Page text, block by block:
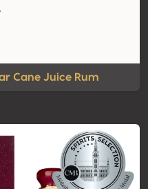
Cane Juice Rum